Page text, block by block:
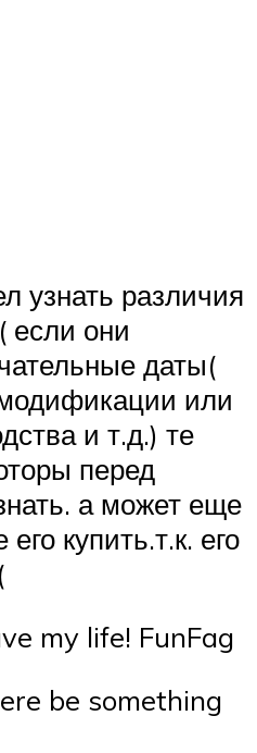
узнать различия
если они
даты(
или
и т.д.) те
перед
а может еще
купить.т.к. его
my life! FunFag
be something